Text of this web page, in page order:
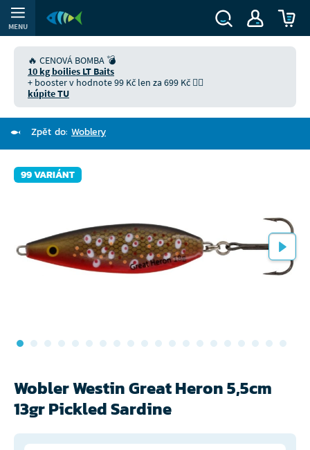
MENU
🔥 CENOVÁ BOMBA 💣
10 kg boilies LT Baits
+ booster v hodnote 99 Kč len za 699 Kč 👉🏻
kúpite TU
Zpět do: Woblery
99 VARIÁNT
Wobler Westin Great Heron 5,5cm
13gr Pickled Sardine